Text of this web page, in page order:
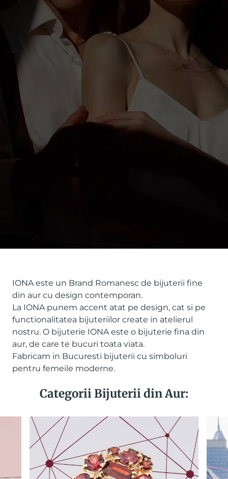
IONA este un Brand Romanesc de bijuterii fine
din aur cu design contemporan.
La IONA punem accent atat pe design, cat si pe
functionalitatea bijuteriilor create in atelierul
nostru. O bijuterie IONA este o bijuterie fina din
aur, de care te bucuri toata viata.
Fabricam in Bucuresti bijuterii cu simboluri
pentru femeile moderne.
Categorii Bijuterii din Aur: